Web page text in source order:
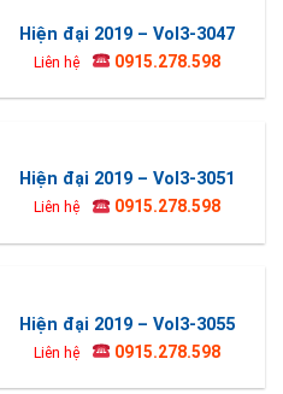
Hiện đại 2019 – Vol3-3047
Liên hệ 0915.278.598
Hiện đại 2019 – Vol3-3051
Liên hệ 0915.278.598
Hiện đại 2019 – Vol3-3055
Liên hệ 0915.278.598